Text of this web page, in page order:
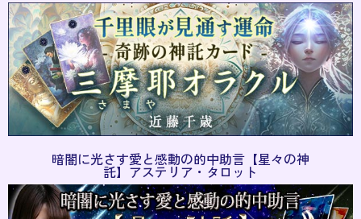
暗闇に光さす愛と感動の的中助言【星々の神
託】アステリア・タロット